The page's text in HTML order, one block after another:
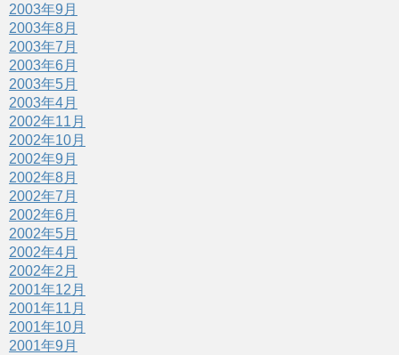
2003年9月
2003年8月
2003年7月
2003年6月
2003年5月
2003年4月
2002年11月
2002年10月
2002年9月
2002年8月
2002年7月
2002年6月
2002年5月
2002年4月
2002年2月
2001年12月
2001年11月
2001年10月
2001年9月